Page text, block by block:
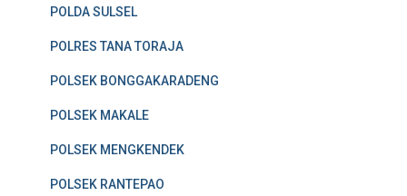
POLDA SULSEL
POLRES TANA TORAJA
POLSEK BONGGAKARADENG
POLSEK MAKALE
POLSEK MENGKENDEK
POLSEK RANTEPAO